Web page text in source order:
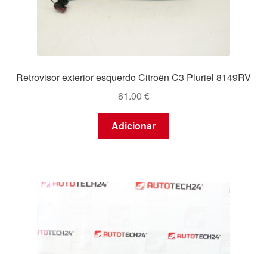
Retrovisor exterior esquerdo Citroën C3 Pluriel 8149RV
61.00 €
Adicionar